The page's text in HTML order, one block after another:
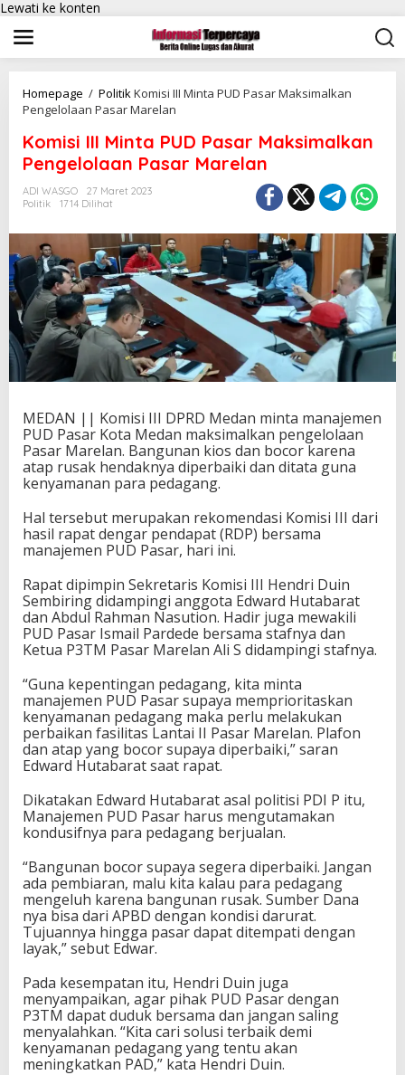
Lewati ke konten
Homepage / PolitikKomisi III Minta PUD Pasar Maksimalkan
Pengelolaan Pasar Marelan
Komisi III Minta PUD Pasar Maksimalkan
Pengelolaan Pasar Marelan
ADI WASGO
27 Maret 2023
Politik
1714 Dilihat
MEDAN || Komisi III DPRD Medan minta manajemen
PUD Pasar Kota Medan maksimalkan pengelolaan
Pasar Marelan. Bangunan kios dan bocor karena
atap rusak hendaknya diperbaiki dan ditata guna
kenyamanan para pedagang.
Hal tersebut merupakan rekomendasi Komisi III dari
hasil rapat dengar pendapat (RDP) bersama
manajemen PUD Pasar, hari ini.
Rapat dipimpin Sekretaris Komisi III Hendri Duin
Sembiring didampingi anggota Edward Hutabarat
dan Abdul Rahman Nasution. Hadir juga mewakili
PUD Pasar Ismail Pardede bersama stafnya dan
Ketua P3TM Pasar Marelan Ali S didampingi stafnya.
“Guna kepentingan pedagang, kita minta
manajemen PUD Pasar supaya memprioritaskan
kenyamanan pedagang maka perlu melakukan
perbaikan fasilitas Lantai II Pasar Marelan. Plafon
dan atap yang bocor supaya diperbaiki,” saran
Edward Hutabarat saat rapat.
Dikatakan Edward Hutabarat asal politisi PDI P itu,
Manajemen PUD Pasar harus mengutamakan
kondusifnya para pedagang berjualan.
“Bangunan bocor supaya segera diperbaiki. Jangan
ada pembiaran, malu kita kalau para pedagang
mengeluh karena bangunan rusak. Sumber Dana
nya bisa dari APBD dengan kondisi darurat.
Tujuannya hingga pasar dapat ditempati dengan
layak,” sebut Edwar.
Pada kesempatan itu, Hendri Duin juga
menyampaikan, agar pihak PUD Pasar dengan
P3TM dapat duduk bersama dan jangan saling
menyalahkan. “Kita cari solusi terbaik demi
kenyamanan pedagang yang tentu akan
meningkatkan PAD,” kata Hendri Duin.